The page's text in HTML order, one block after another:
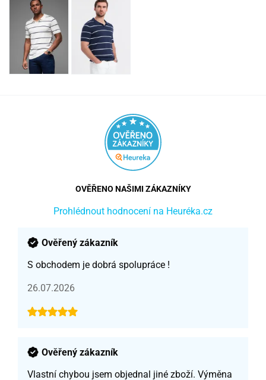
OVĚŘENO NAŠIMI ZÁKAZNÍKY
Prohlédnout hodnocení na Heuréka.cz
Ověřený zákazník
S obchodem je dobrá spolupráce !
26.07.2026
Ověřený zákazník
Vlastní chybou jsem objednal jiné zboží. Výměna